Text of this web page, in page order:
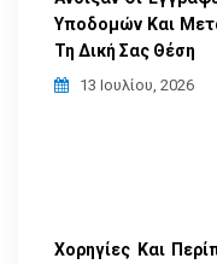
Υποδομών Και
Τη Δική Σας Θέση
13 Ιουλίου, 2026
Χορηγίες Και